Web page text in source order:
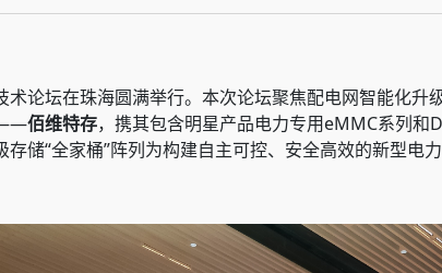
论坛在珠海圆满举行。本次论坛聚焦配电网智能化
——佰维特存，携其包含明星产品电力专用eMMC系列和
储“全家桶”阵列为构建自主可控、安全高效的新型电